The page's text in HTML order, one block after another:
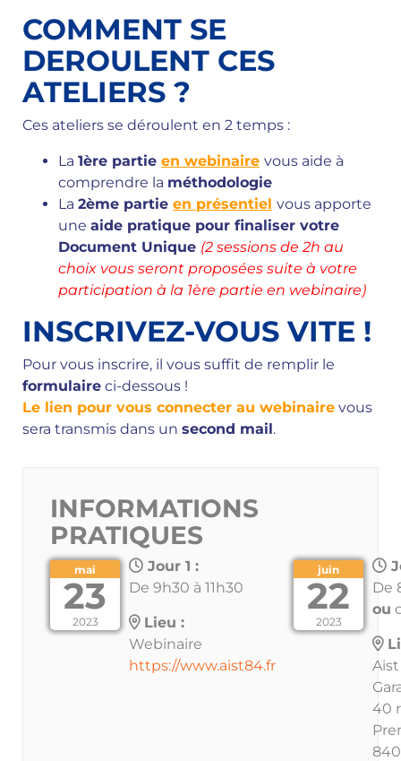
COMMENT SE
DEROULENT CES
ATELIERS ?
Ces ateliers se déroulent en 2 temps :
La 1ère partie en webinaire vous aide à
comprendre la méthodologie
La 2ème partie en présentiel vous apporte
une aide pratique pour finaliser votre
Document Unique (2 sessions de 2h au
choix vous seront proposées suite à votre
participation à la 1ère partie en webinaire)
INSCRIVEZ-VOUS VITE !
Pour vous inscrire, il vous suffit de remplir le
formulaire ci-dessous !
Le lien pour vous connecter au webinaire vous
sera transmis dans un second mail.
INFORMATIONS
PRATIQUES
mai
23
2023
Jour 1 :
De 9h30 à 11h30
Lieu :
Webinaire
https://www.aist84.fr
juin
22
2023
De
ou
40